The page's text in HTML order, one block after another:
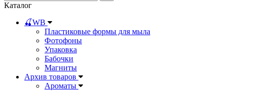
Каталог
🍒WB
Пластиковые формы для мыла
Фотофоны
Упаковка
Бабочки
Магниты
Архив товаров
Ароматы